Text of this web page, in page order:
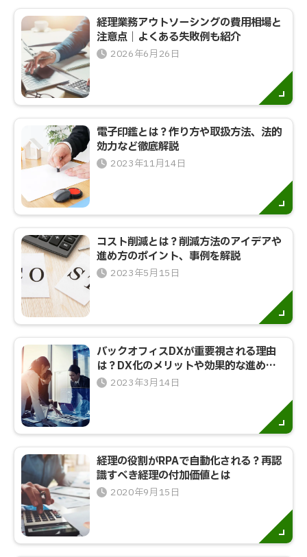
経理業務アウトソーシングの費用相場と
注意点｜よくある失敗例も紹介
2026年6月26日
電子印鑑とは？作り方や取扱方法、法的
効力など徹底解説
2023年11月14日
コスト削減とは？削減方法のアイデアや
進め方のポイント、事例を解説
2023年5月15日
バックオフィスDXが重要視される理由
は？DX化のメリットや効果的な進め方
を詳しく解説
2023年3月14日
経理の役割がRPAで自動化される？再認
識すべき経理の付加価値とは
2020年9月15日